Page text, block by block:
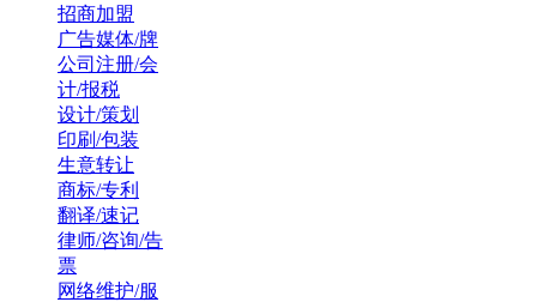
招商加盟
广告媒体/牌
公司注册/会
计/报税
设计/策划
印刷/包装
生意转让
商标/专利
翻译/速记
律师/咨询/告
票
网络维护/服